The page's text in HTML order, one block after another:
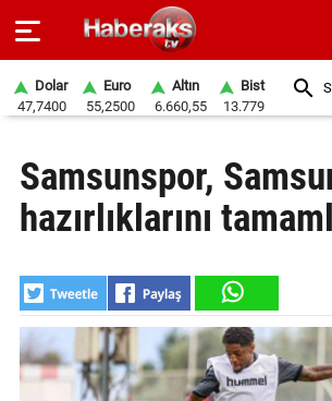
SPOR
YAŞAM
EKONOMİ
BELEDİYELER
SAĞLIK
Dolar
47,7400
Euro
55,2500
Altın
6.660,55
Bist
13.779
Samsunspor,
hazırlıklarını